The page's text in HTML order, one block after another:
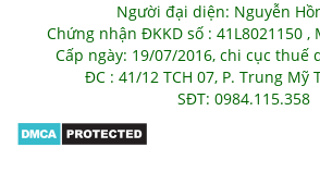
Người đại diện: Nguyễn
Chứng nhận ĐKKD số : 41L8021150 ,
Cấp ngày: 19/07/2016, chi cục thuế
ĐC : 41/12 TCH 07, P. Trung Mỹ
SĐT: 0984.115.358